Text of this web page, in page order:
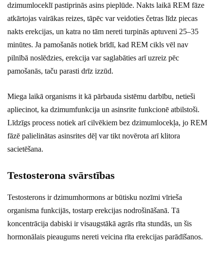
dzimumloceklī pastiprinās asins pieplūde. Nakts laikā REM fāze
atkārtojas vairākas reizes, tāpēc var veidoties četras līdz piecas
nakts erekcijas, un katra no tām nereti turpinās aptuveni 25–35
minūtes. Ja pamošanās notiek brīdī, kad REM cikls vēl nav
pilnībā noslēdzies, erekcija var saglabāties arī uzreiz pēc
pamošanās, taču parasti drīz izzūd.
Miega laikā organisms it kā pārbauda sistēmu darbību, netieši
apliecinot, ka dzimumfunkcija un asinsrite funkcionē atbilstoši.
Līdzīgs process notiek arī cilvēkiem bez dzimumlocekļa, jo REM
fāzē palielinātas asinsrites dēļ var tikt novērota arī klitora
sacietēšana.
Testosterona svārstības
Testosterons ir dzimumhormons ar būtisku nozīmi vīrieša
organisma funkcijās, tostarp erekcijas nodrošināšanā. Tā
koncentrācija dabiski ir visaugstākā agrās rīta stundās, un šis
hormonālais pieaugums nereti veicina rīta erekcijas parādīšanos.